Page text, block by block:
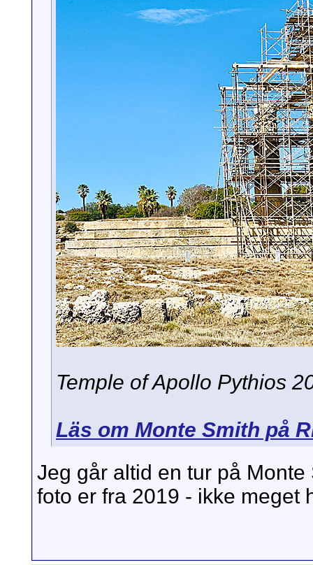
Temple of Apollo Pythios
Läs om Monte Smith på
Jeg går altid en tur på
foto er fra 2019 - ikke